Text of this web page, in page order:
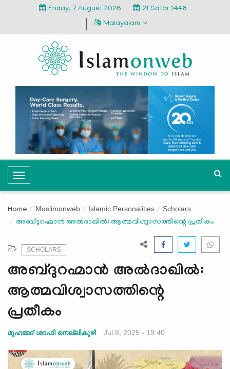
Friday, 7 August 2026
21 Safar 1448
Malayalam
T
o
g
l
a
v
i
g
a
i
o
n
Home Muslimonweb Islamic Personalities Scholars
അബ്ദുറഹ്മാൻ അല്‍ദാഖില്‍: ആത്മവിശ്വാസത്തിന്റെ പ്രതീകം
SCHOLARS
അബ്ദുറഹ്മാൻ അല്‍ദാഖില്‍:
ആത്മവിശ്വാസത്തിന്റെ
പ്രതീകം
മുഹമ്മദ് ശാഫി നെല്ലികുഴി Jul 8, 2025 - 19:40